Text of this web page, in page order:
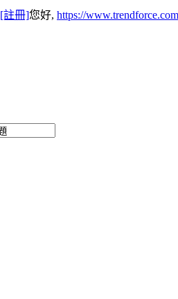
[註冊]您好, https://